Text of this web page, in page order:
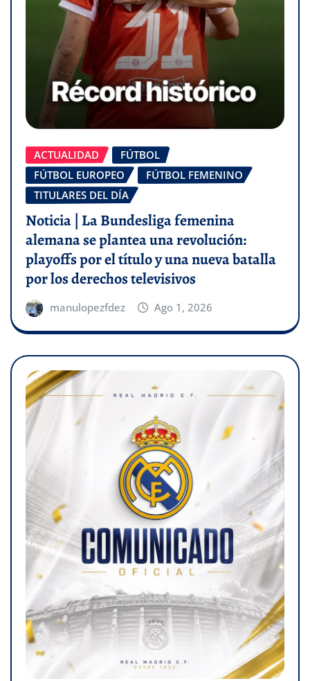
ACTUALIDAD
FÚTBOL
FÚTBOL EUROPEO
FÚTBOL FEMENINO
TITULARES DEL DÍA
Noticia | La Bundesliga femenina
alemana se plantea una revolución:
playoffs por el título y una nueva batalla
por los derechos televisivos
manulopezfdez Ago 1, 2026